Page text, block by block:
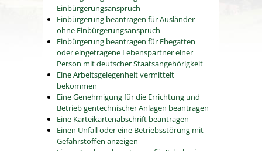
Einbürgerungsanspruch
Einbürgerung beantragen für Ausländer
ohne Einbürgerungsanspruch
Einbürgerung beantragen für Ehegatten
oder eingetragene Lebenspartner einer
Person mit deutscher Staatsangehörigkeit
Eine Arbeitsgelegenheit vermittelt
bekommen
Eine Genehmigung für die Errichtung und
Betrieb gentechnischer Anlagen beantragen
Eine Karteikartenabschrift beantragen
Einen Unfall oder eine Betriebsstörung mit
Gefahrstoffen anzeigen